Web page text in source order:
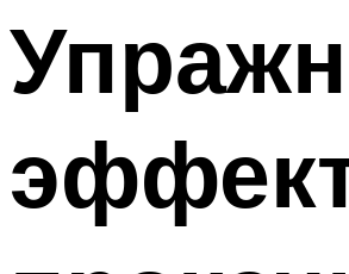
БЕГ
ВЕЛОСИПЕД
ПОХУДЕНИЕ
МЕНЮ